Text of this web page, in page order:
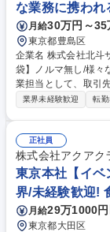
な業務に携われ
月給30万円～35
東京都豊島区
企業名 株式会社北斗サービス 求人名 【ビルメンテ
袋】ノルマ無し/様々な業務に携われる
業担当として、取引
トの管理等をお任せ
ビルメンテナンスの
な取引先としては、
存の取引先への見積
管理における日常業
た自担当現場で働く方
種 【ビルメンテナン
る
業界未経験歓迎 転勤
正社員
株式会社アクアク
東京本社【イベ
界/未経験歓迎!
月給29万1000
東京都大田区